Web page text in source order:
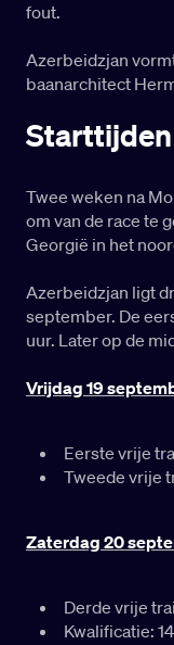
fout.
Azerbeidzjan
baanarchitect
Twee weken na
om van de race te
Georgië in het
Azerbeidzjan ligt
september. De
uur. Later op de
Vrijdag 19
Eerste vrije
Tweede vrije
Zaterdag 20
Derde vrije
Kwalificatie: